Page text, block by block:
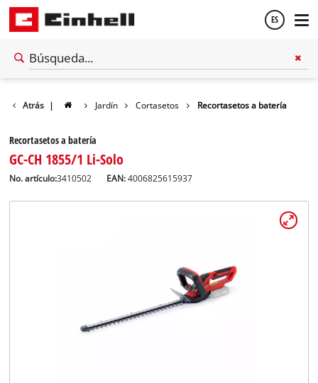
ES
Atrás | Jardín Cortasetos Recortasetos a batería
Recortasetos a batería
GC-CH 1855/1 Li-Solo
No. artículo:3410502 EAN:4006825615937